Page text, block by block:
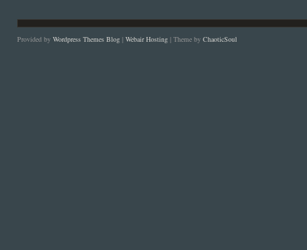
Provided by Wordpress Themes Blog | Webair Hosting | Theme by ChaoticSoul